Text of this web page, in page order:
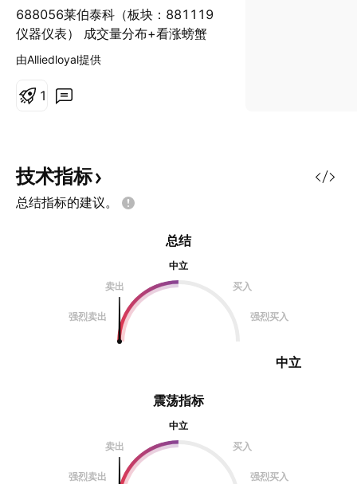
688056莱伯泰科（板块：881119
仪器仪表） 成交量分布+看涨螃蟹
+谐波嵌套+需求区+看涨pinbar=做
在日线找信号进场，进一步优化止
半仓，推保护 目标3：70.58附近减
半仓，推保护或者全走 目标4：
2024-4-16
由Alliedloyal提供
1
技术指标
总结指标的建议。
震荡指标
中立
卖出
买入
强烈卖出 强烈买入
总结
中立
卖出
买入
强烈卖出 强烈买入
中立